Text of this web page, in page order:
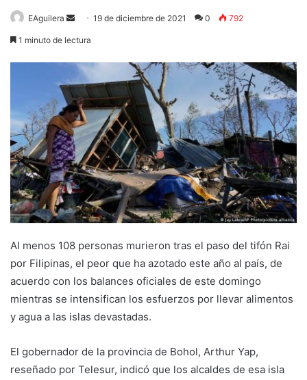
EAguilera
Send19 de diciembre de 2021 0 792
1 minuto de lectura
Al menos 108 personas murieron tras el paso del tifón Rai
por Filipinas, el peor que ha azotado este año al país, de
acuerdo con los balances oficiales de este domingo
mientras se intensifican los esfuerzos por llevar alimentos
y agua a las islas devastadas.
El gobernador de la provincia de Bohol, Arthur Yap,
reseñado por Telesur, indicó que los alcaldes de esa isla